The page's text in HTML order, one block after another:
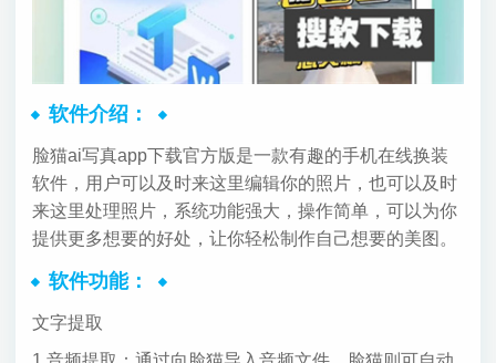
软件介绍：
脸猫ai写真app下载官方版是一款有趣的手机在线换装
软件，用户可以及时来这里编辑你的照片，也可以及时
来这里处理照片，系统功能强大，操作简单，可以为你
提供更多想要的好处，让你轻松制作自己想要的美图。
软件功能：
文字提取